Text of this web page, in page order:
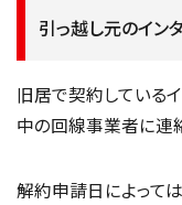
引っ越し元のイン
旧居で契約している
中の回線事業者に連
解約申請日によって